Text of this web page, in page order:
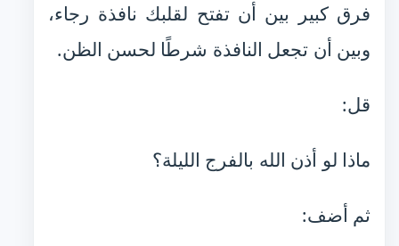
فرق كبير بين أن تفتح لقلبك نافذة رجاء،
وبين أن تجعل النافذة شرطًا لحسن الظن.
قل:
ماذا لو أذن الله بالفرج الليلة؟
ثم أضف: